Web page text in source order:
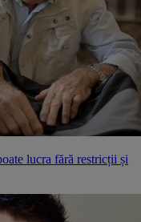
lucra fără restricții și